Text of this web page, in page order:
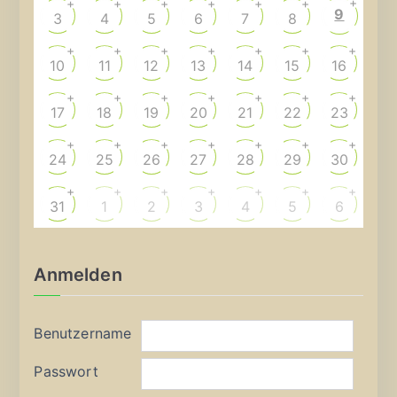
3
+
4
+
5
+
6
+
7
+
8
+
9
10
+
11
+
12
+
13
+
14
+
15
+
16
+
17
+
18
+
19
+
20
+
21
+
22
+
23
+
24
+
25
+
26
+
27
+
28
+
29
+
30
+
31
+
1
+
2
+
3
+
4
+
5
+
6
+
Anmelden
Benutzername
Passwort